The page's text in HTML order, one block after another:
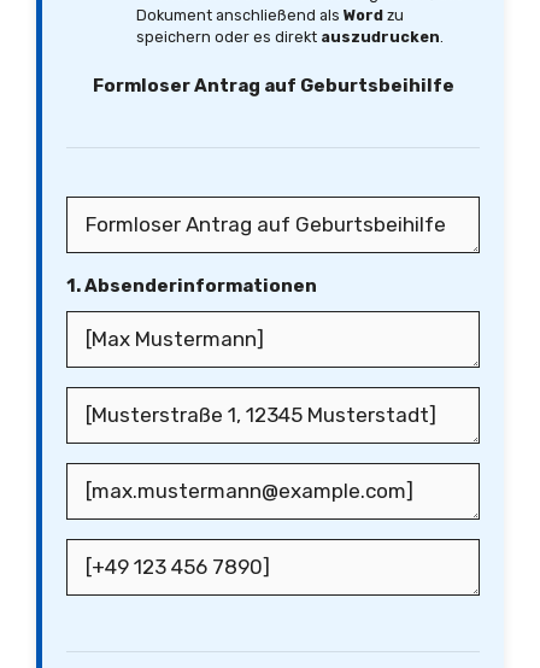
Dokument anschließend als Wordzu
speichern oder es direkt auszudrucken.
Formloser Antrag auf Geburtsbeihilfe
1. Absenderinformationen